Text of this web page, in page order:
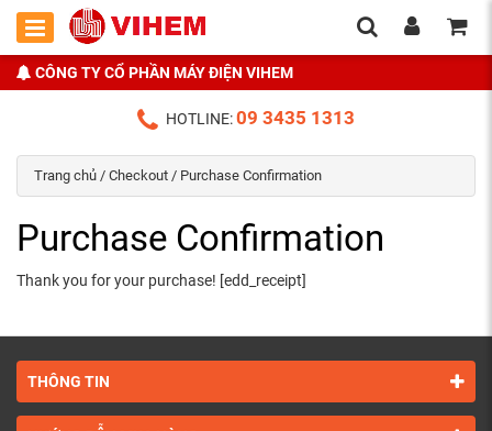
CÔNG TY CỔ PHẦN MÁY ĐIỆN VIHEM
HOTLINE:09 3435 1313
Trang chủ / Checkout / Purchase Confirmation
Purchase Confirmation
Thank you for your purchase! [edd_receipt]
THÔNG TIN